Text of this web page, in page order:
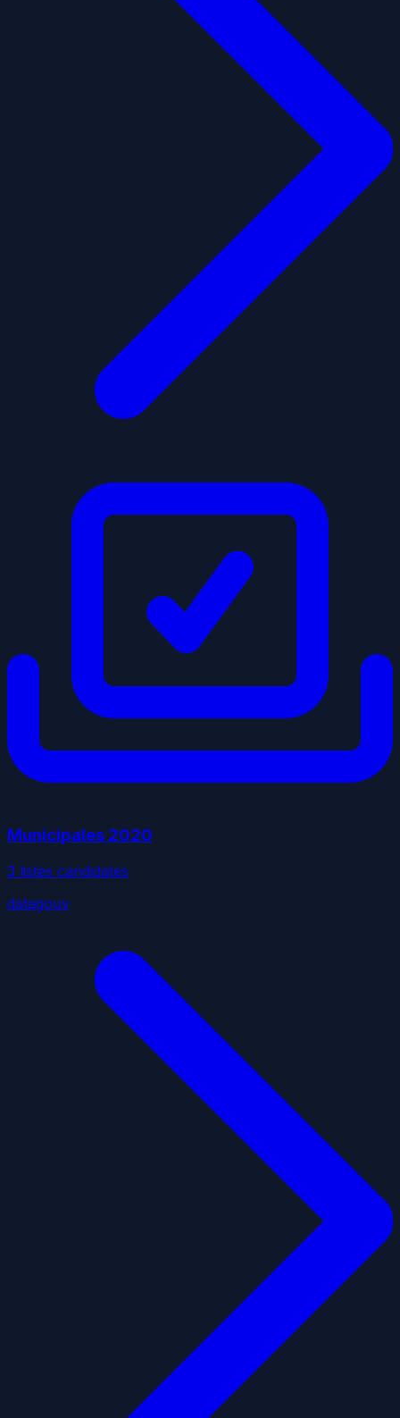
Municipales 2020
3 listes candidates
datagouv